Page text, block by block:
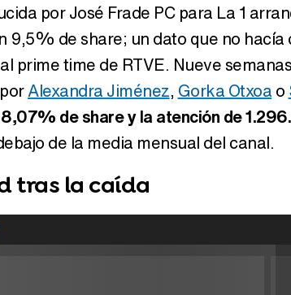
por José Frade PC para La 1
9,5% de share; un dato que no hacía
prime time de RTVE. Nueve
Alexandra Jiménez, Gorka Otxoa o
de share y la atención de
de la media mensual del canal.
tras la caída